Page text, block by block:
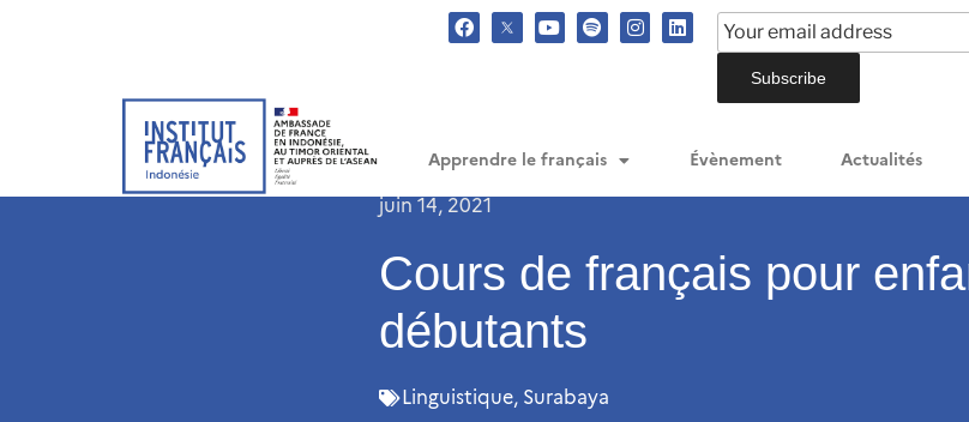
Apprendre le français Évènement Actualités
juin 14, 2021
Cours de français pour
débutants
Linguistique, Surabaya